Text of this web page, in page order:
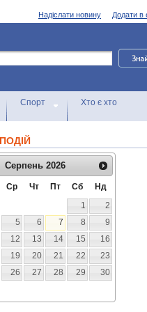
Додати в
Надіслати новину
Спорт Хто є хто
Серпень 2026
Ср Чт Пт Сб
Нд
1
2
5 6 7 8
9
12 13 14 15
16
19 20 21 22
23
26 27 28 29
30